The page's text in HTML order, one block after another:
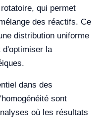
qui permet
des réactifs. Ce
distribution uniforme
d'optimiser la
dans des
sont
où les résultats